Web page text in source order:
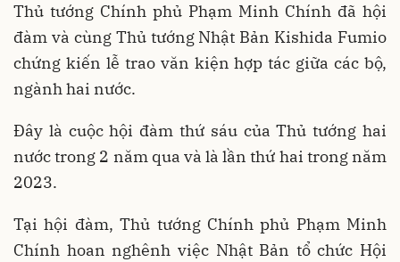
Thủ tướng Chính phủ Phạm Minh Chính đã hội
đàm và cùng Thủ tướng Nhật Bản Kishida Fumio
chứng kiến lễ trao văn kiện hợp tác giữa các bộ,
ngành hai nước.
Đây là cuộc hội đàm thứ sáu của Thủ tướng hai
nước trong 2 năm qua và là lần thứ hai trong năm
2023.
Tại hội đàm, Thủ tướng Chính phủ Phạm Minh
Chính hoan nghênh việc Nhật Bản tổ chức Hội